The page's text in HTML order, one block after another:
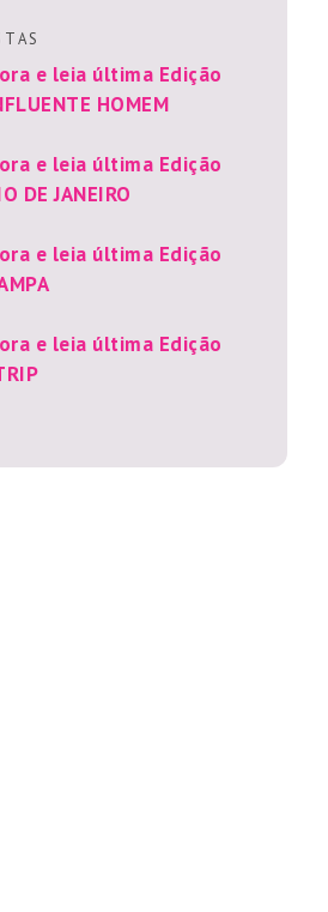
A S
e leia última Edição
HOMEM
e leia última Edição
DE JANEIRO
e leia última Edição
e leia última Edição